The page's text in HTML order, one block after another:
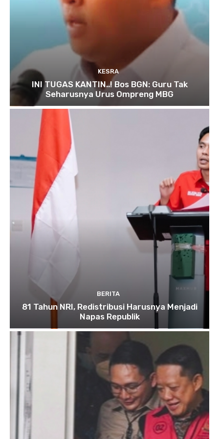
KESRA
INI TUGAS KANTIN..! Bos BGN: Guru Tak
Seharusnya Urus Ompreng MBG
BERITA
81 Tahun NRI, Redistribusi Harusnya Menjadi
Napas Republik